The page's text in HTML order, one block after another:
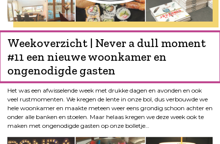
Weekoverzicht | Never a dull moment
#11 een nieuwe woonkamer en
ongenodigde gasten
Het was een afwisselende week met drukke dagen en avonden en ook
veel rustmomenten. We kregen de lente in onze bol, dus verbouwde we
hele woonkamer en maakte meteen weer eens grondig schoon achter en
onder alle banken en stoelen. Maar helaas kregen we deze week ook te
maken met ongenodigde gasten op onze bolletje…